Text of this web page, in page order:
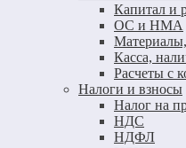
Капитал и
ОС и НМА
Касса,
Расчеты с
Налоги и взносы
Налог на
НДС
НДФЛ